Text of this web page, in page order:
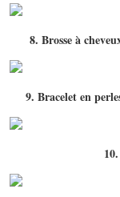
8. Brosse à
9. Bracelet en